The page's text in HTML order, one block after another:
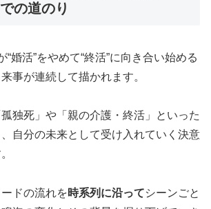
の道のり
婚活”をやめて“終活”に向き合い始める
事が連続して描かれます。
独死」や「親の介護・終活」といった
自分の未来として受け入れていく決意
ドの流れを時系列に沿ってシーンごと